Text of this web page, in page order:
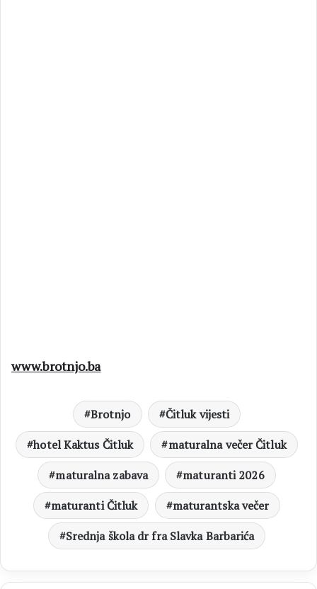
www.brotnjo.ba
Brotnjo
Čitluk vijesti
hotel Kaktus Čitluk
maturalna večer Čitluk
maturalna zabava
maturanti 2026
maturanti Čitluk
maturantska večer
Srednja škola dr fra Slavka Barbarića